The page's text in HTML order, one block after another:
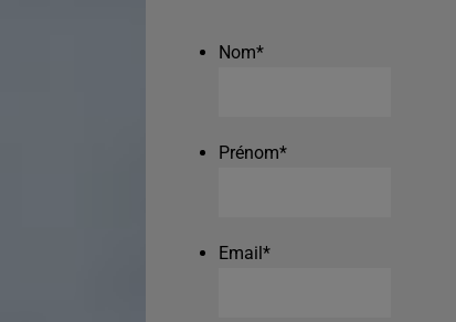
Nom*
Prénom*
Email*